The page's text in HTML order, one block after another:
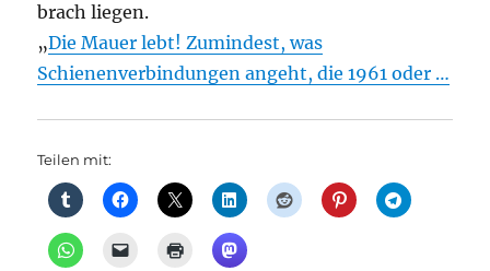
brach liegen.
„Die Mauer lebt! Zumindest, was
Schienenverbindungen angeht, die 1961 oder …
Teilen mit: